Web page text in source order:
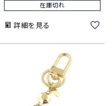
在庫切れ
詳細を見る